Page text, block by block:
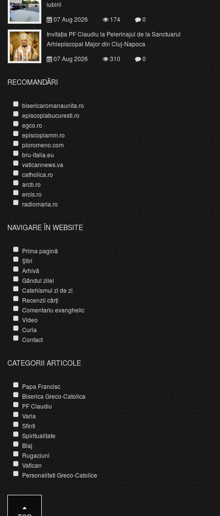
iubirii
07 Aug 2026
174
0
Invitația PF Claudiu la Pelerinajul de la Sanctuarul
Arhiepiscopal Major din Cluj-Napoca
07 Aug 2026
310 0
RECOMANDĂRI
bisericaromanaunita.ro
episcopiabucuresti.ro
egco.ro
episcopiamm.ro
pioromeno.com
bru-italia.eu
vaticannews.va
catholica.ro
arcb.ro
ercis.ro
radiomaria.ro
NAVIGARE ÎN WEBSITE
Prima pagină
Știri
Arhivă
Gândul zilei
Catehismul zi de zi
Recenzii cărți
Comentariu evanghelic
Video
Curia
Contact
CATEGORII ARTICOLE
Papa Francisc
Biserica Greco-Catolica
PF Claudiu
Varia
Sfinti
Spiritualitate
Blaj
Rugaciuni
Vatican
Personalitati Greco-Catolice